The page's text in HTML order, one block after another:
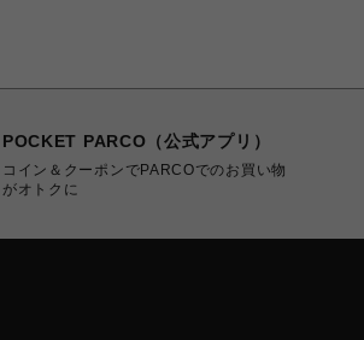
POCKET PARCO（公式アプリ）
コイン＆クーポンでPARCOでのお買い物
がオトクに